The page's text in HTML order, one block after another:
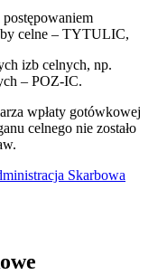
celne – TYTULIC,
izb celnych, np.
– POZ-IC.
wpłaty gotówkowej
celnego nie zostało
Skarbowa